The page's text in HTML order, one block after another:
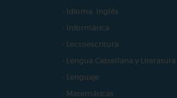
- Idioma: Inglés
- Informática
- Lectoescritura
- Lengua Castellana y Literatura
- Lenguaje
- Matemáticas